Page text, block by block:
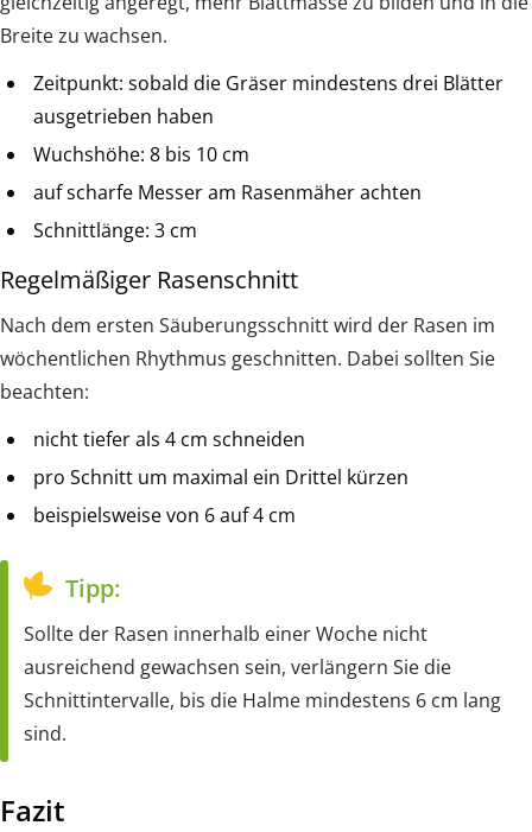
Breite zu wachsen.
Zeitpunkt: sobald die Gräser mindestens drei Blätter
ausgetrieben haben
Wuchshöhe: 8 bis 10 cm
auf scharfe Messer am Rasenmäher achten
Schnittlänge: 3 cm
Regelmäßiger Rasenschnitt
Nach dem ersten Säuberungsschnitt wird der Rasen im
wöchentlichen Rhythmus geschnitten. Dabei sollten Sie
beachten:
nicht tiefer als 4 cm schneiden
pro Schnitt um maximal ein Drittel kürzen
beispielsweise von 6 auf 4 cm
Tipp:
Sollte der Rasen innerhalb einer Woche nicht
ausreichend gewachsen sein, verlängern Sie die
Schnittintervalle, bis die Halme mindestens 6 cm lang
sind.
Fazit